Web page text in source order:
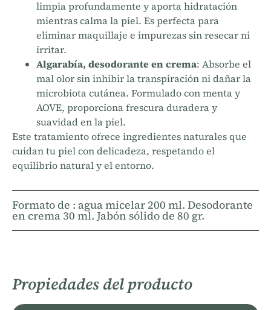
limpia profundamente y aporta hidratación
mientras calma la piel. Es perfecta para
eliminar maquillaje e impurezas sin resecar ni
irritar.
Algarabía, desodorante en crema: Absorbe el
mal olor sin inhibir la transpiración ni dañar la
microbiota cutánea. Formulado con menta y
AOVE, proporciona frescura duradera y
suavidad en la piel.
Este tratamiento ofrece ingredientes naturales que
cuidan tu piel con delicadeza, respetando el
equilibrio natural y el entorno.
Formato de : agua micelar 200 ml. Desodorante
en crema 30 ml. Jabón sólido de 80 gr.
Propiedades del producto